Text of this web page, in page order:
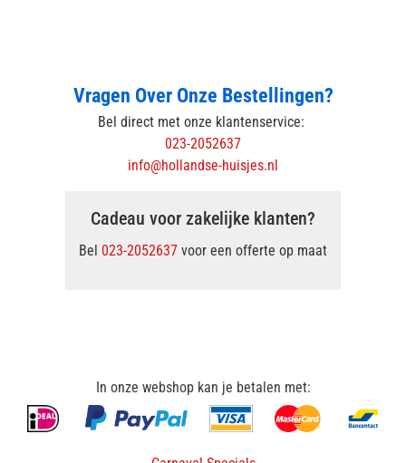
Vragen Over Onze Bestellingen?
Bel direct met onze klantenservice:
023-2052637
info@hollandse-huisjes.nl
Cadeau voor zakelijke klanten?
Bel 023-2052637 voor een offerte op maat
In onze webshop kan je betalen met: